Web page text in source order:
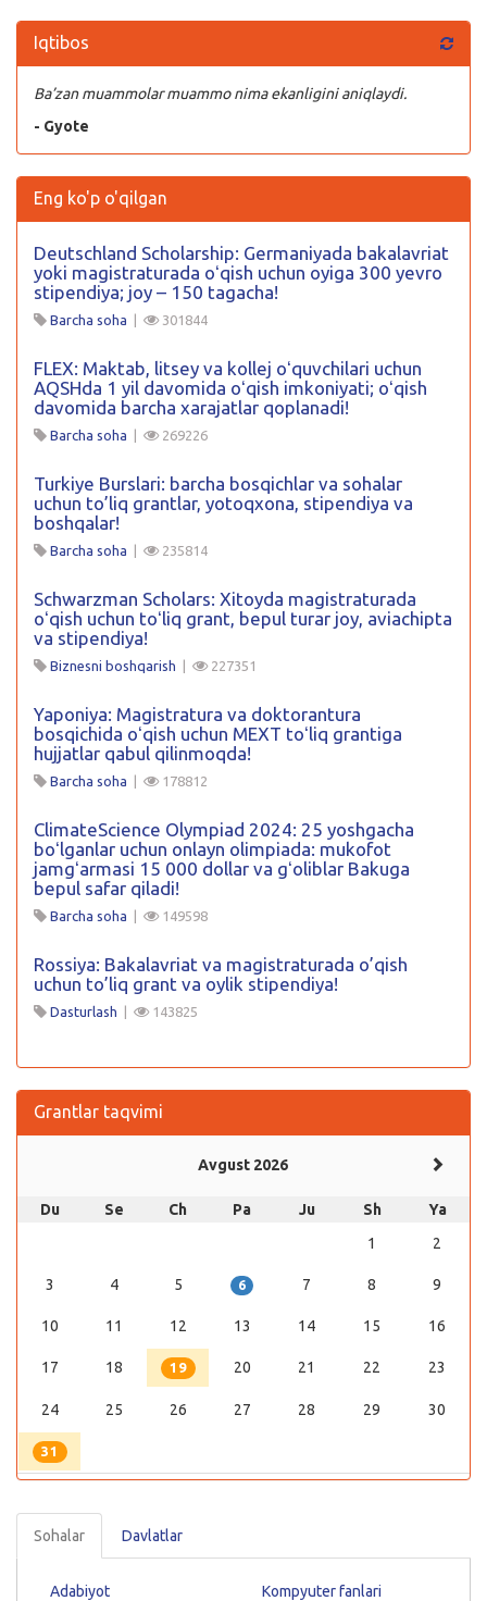
Iqtibos
Ba’zan muammolar muammo nima ekanligini aniqlaydi.
- Gyote
Eng ko'p o'qilgan
Deutschland Scholarship: Germaniyada bakalavriat
yoki magistraturada oʻqish uchun oyiga 300 yevro
stipendiya; joy – 150 tagacha!
Barcha soha 301844
FLEX: Maktab, litsey va kollej oʻquvchilari uchun
AQSHda 1 yil davomida oʻqish imkoniyati; oʻqish
davomida barcha xarajatlar qoplanadi!
Barcha soha 269226
Turkiye Burslari: barcha bosqichlar va sohalar
uchun to’liq grantlar, yotoqxona, stipendiya va
boshqalar!
Barcha soha 235814
Schwarzman Scholars: Xitoyda magistraturada
oʻqish uchun toʻliq grant, bepul turar joy, aviachipta
va stipendiya!
Biznesni boshqarish 227351
Yaponiya: Magistratura va doktorantura
bosqichida oʻqish uchun MEXT toʻliq grantiga
hujjatlar qabul qilinmoqda!
Barcha soha 178812
ClimateScience Olympiad 2024: 25 yoshgacha
boʻlganlar uchun onlayn olimpiada: mukofot
jamgʻarmasi 15 000 dollar va gʻoliblar Bakuga
bepul safar qiladi!
Barcha soha 149598
Rossiya: Bakalavriat va magistraturada o’qish
uchun to’liq grant va oylik stipendiya!
Dasturlash 143825
Grantlar taqvimi
Avgust 2026
Du Se Ch Pa Ju Sh
Ya
1
2
3 4 5 6 7 8 9
10 11 12 13 14 15 16
17 18 19 20 21 22 23
24 25 26 27 28 29 30
31
Sohalar Davlatlar
Adabiyot Kompyuter fanlari